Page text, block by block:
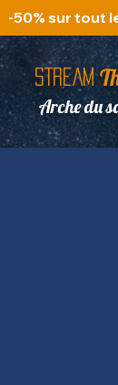
-50% sur tout
STREAM
Arche du